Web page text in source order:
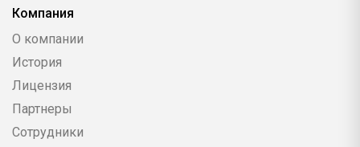
Компания
О компании
История
Лицензия
Партнеры
Сотрудники